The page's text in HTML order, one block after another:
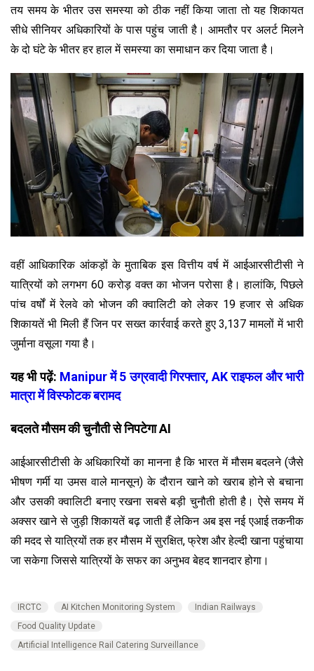
तय समय के भीतर उस समस्या को ठीक नहीं किया जाता तो यह शिकायत
सीधे सीनियर अधिकारियों के पास पहुंच जाती है। आमतौर पर अलर्ट मिलने
के दो घंटे के भीतर हर हाल में समस्या का समाधान कर दिया जाता है।
वहीं आधिकारिक आंकड़ों के मुताबिक इस वित्तीय वर्ष में आईआरसीटीसी ने
यात्रियों को लगभग 60 करोड़ वक्त का भोजन परोसा है। हालांकि, पिछले
पांच वर्षों में रेलवे को भोजन की क्वालिटी को लेकर 19 हजार से अधिक
शिकायतें भी मिली हैं जिन पर सख्त कार्रवाई करते हुए 3,137 मामलों में भारी
जुर्माना वसूला गया है।
यह भी पढ़ें: Manipur में 5 उग्रवादी गिरफ्तार, AK राइफल और भारी
मात्रा में विस्फोटक बरामद
बदलते मौसम की चुनौती से निपटेगा AI
आईआरसीटीसी के अधिकारियों का मानना है कि भारत में मौसम बदलने (जैसे
भीषण गर्मी या उमस वाले मानसून) के दौरान खाने को खराब होने से बचाना
और उसकी क्वालिटी बनाए रखना सबसे बड़ी चुनौती होती है। ऐसे समय में
अक्सर खाने से जुड़ी शिकायतें बढ़ जाती हैं लेकिन अब इस नई एआई तकनीक
की मदद से यात्रियों तक हर मौसम में सुरक्षित, फ्रेश और हेल्दी खाना पहुंचाया
जा सकेगा जिससे यात्रियों के सफर का अनुभव बेहद शानदार होगा।
IRCTC AI Kitchen Monitoring System
Indian Railways
Food Quality Update
Artificial Intelligence Rail Catering Surveillance